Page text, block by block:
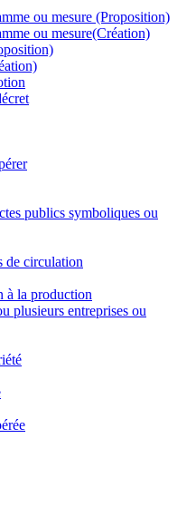
ou mesure (Proposition)
ou mesure(Création)
publics symboliques ou
de circulation
à la production
plusieurs entreprises ou